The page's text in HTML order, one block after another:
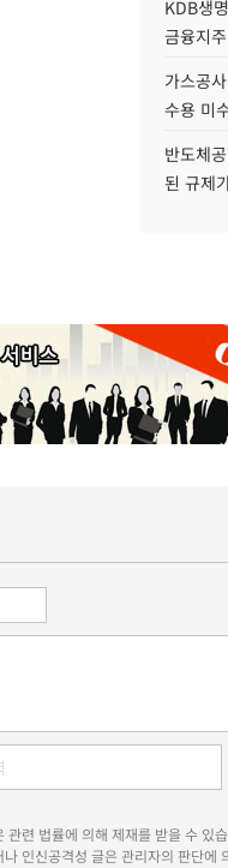
KDB생
금융지
가스공
수용 미
반도체
된 규제
련 법률에 의해 제재를 받을 수 있
인신공격성 글은 관리자의 판단에